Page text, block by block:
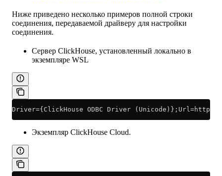
Ниже приведено несколько примеров полной строки
соединения, передаваемой драйверу для настройки
соединения.
Сервер ClickHouse, установленный локально в
экземпляре WSL
Driver={ClickHouse ODBC Driver
Экземпляр ClickHouse Cloud.